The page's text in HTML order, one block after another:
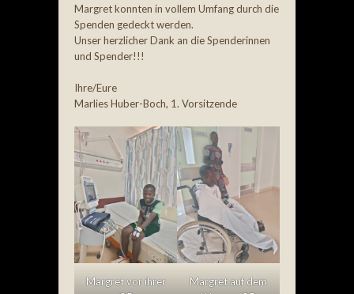
Margret konnten in vollem Umfang durch die
Spenden gedeckt werden.
Unser herzlicher Dank an die Spenderinnen
und Spender!!!
Ihre/Eure
Marlies Huber-Boch, 1. Vorsitzende
Margret vor ihrer
Margret auf dem